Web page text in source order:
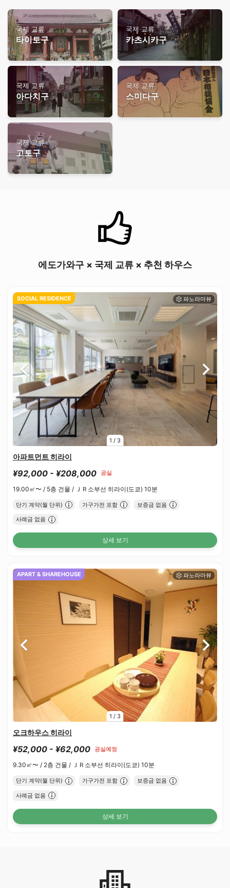
국제 교류
타이토구
국제 교류
카츠시카구
국제 교류
아다치구
국제 교류
스미다구
국제 교류
고토구
에도가와구 × 국제 교류 × 추천 하우스
1 / 3
SOCIAL RESIDENCE
아파트먼트 히라이
¥92,000 - ¥208,000 공실
19.00㎡〜 / 5층 건물 / ＪＲ소부선 히라이(도쿄) 10분
단기 계약(월 단위) 가구가전 포함 보증금 없음
사례금 없음
상세 보기
1 / 3
APART & SHAREHOUSE
오크하우스 히라이
¥52,000 - ¥62,000 공실예정
9.30㎡〜 / 2층 건물 / ＪＲ소부선 히라이(도쿄) 10분
단기 계약(월 단위) 가구가전 포함 보증금 없음
사례금 없음
상세 보기